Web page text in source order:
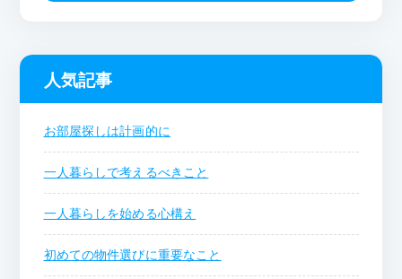
人気記事
お部屋探しは計画的に
一人暮らしで考えるべきこと
一人暮らしを始める心構え
初めての物件選びに重要なこと